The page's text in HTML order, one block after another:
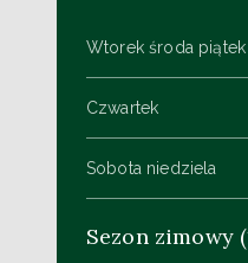
Wtorek środa piątek
Czwartek
Sobota niedziela
Sezon zimowy